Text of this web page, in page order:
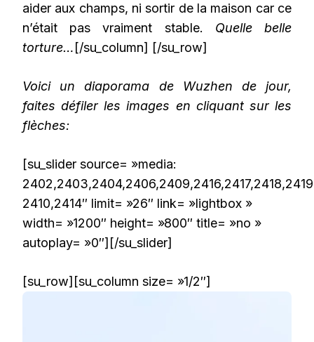
aider aux champs, ni sortir de la maison car ce
n’était pas vraiment stable. Quelle belle
torture… [/su_column] [/su_row]
Voici un diaporama de Wuzhen de jour,
faites défiler les images en cliquant sur les
flèches:
[su_slider source= »media:
2410,2414″ limit= »26″ link= »lightbox »
width= »1200″ height= »800″ title= »no »
autoplay= »0″][/su_slider]
[su_row][su_column size= »1/2″]